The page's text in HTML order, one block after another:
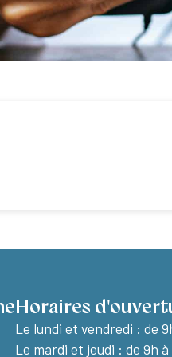
Horaires
Le lundi et vendredi : de
Le mardi et jeudi : de 9h à